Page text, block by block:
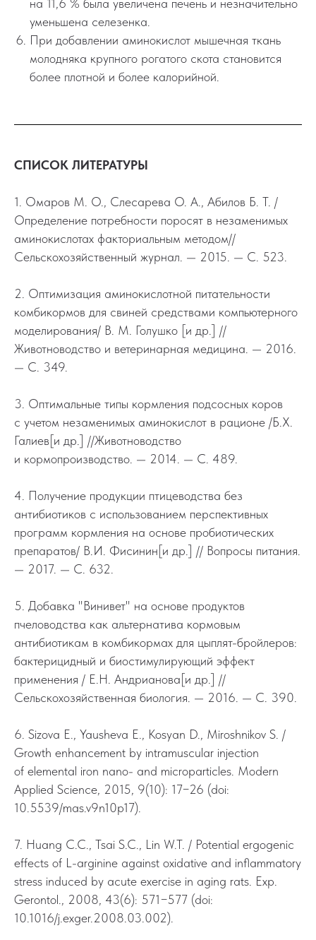
на 11,6 % была увеличена печень и незначительно
уменьшена селезенка.
При добавлении аминокислот мышечная ткань
молодняка крупного рогатого скота становится
более плотной и более калорийной.
СПИСОК ЛИТЕРАТУРЫ
1. Омаров М. О., Слесарева О. А., Абилов Б. Т. /
Определение потребности поросят в незаменимых
аминокислотах факториальным методом//
Сельскохозяйственный журнал. — 2015. — С. 523.
2. Оптимизация аминокислотной питательности
комбикормов для свиней средствами компьютерного
моделирования/ В. М. Голушко [и др.] //
Животноводство и ветеринарная медицина. — 2016.
— С. 349.
3. Оптимальные типы кормления подсосных коров
с учетом незаменимых аминокислот в рационе /Б.Х.
Галиев[и др.] //Животноводство
и кормопроизводство. — 2014. — С. 489.
4. Получение продукции птицеводства без
антибиотиков с использованием перспективных
программ кормления на основе пробиотических
препаратов/ В.И. Фисинин[и др.] // Вопросы питания.
— 2017. — С. 632.
5. Добавка "Винивет" на основе продуктов
пчеловодства как альтернатива кормовым
антибиотикам в комбикормах для цыплят-бройлеров:
бактерицидный и биостимулирующий эффект
применения / Е.Н. Андрианова[и др.] //
Сельскохозяйственная биология. — 2016. — С. 390.
6. Sizova E., Yausheva E., Kosyan D., Miroshnikov S. /
Growth enhancement by intramuscular injection
of elemental iron nano- and microparticles. Modern
Applied Science, 2015, 9(10): 17−26 (doi:
10.5539/mas.v9n10p17).
7. Huang C.C., Tsai S.C., Lin W.T. / Potential ergogenic
effects of L-arginine against oxidative and inflammatory
stress induced by acute exercise in aging rats. Exp.
Gerontol., 2008, 43(6): 571−577 (doi:
10.1016/j.exger.2008.03.002).